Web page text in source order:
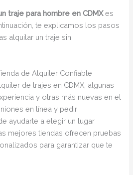
traje para hombre en CDMXes
te explicamos los pasos
alquilar un traje sin
de Alquiler Confiable
de trajes en CDMX, algunas
y otras más nuevas en el
en línea y pedir
ayudarte a elegir un lugar
mejores tiendas ofrecen pruebas
para garantizar que te